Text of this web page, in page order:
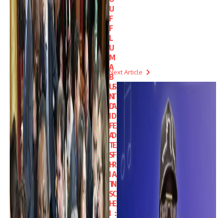
U
F
F
L
U
M
A
B
U
N
D
I
F
A
T
S
H
I
T
S
H
I
Next Article
S
T
A
D
E
D
E
F
R
A
N
C
E
: